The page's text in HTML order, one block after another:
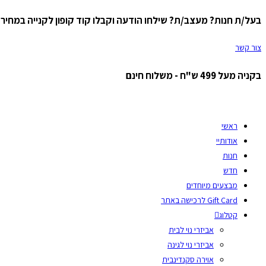
Skip
content
בעל/ת חנות? מעצב/ת? שילחו הודעה וקבלו קוד קופון לקנייה במחיר
צור קשר
בקניה מעל 499 ש"ח - משלוח חינם
ראשי
אודותיי
חנות
חדש
מבצעים מיוחדים
Gift Card לרכישה באתר
קטלוג
אביזרי נוי לבית
אביזרי נוי לגינה
אוירה סקנדינבית